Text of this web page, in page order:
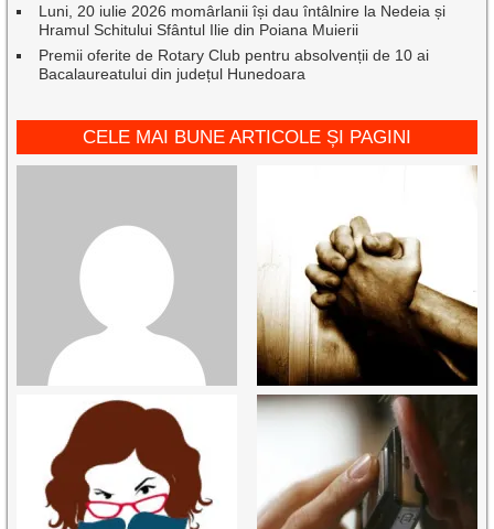
Luni, 20 iulie 2026 momârlanii își dau întâlnire la Nedeia și
Hramul Schitului Sfântul Ilie din Poiana Muierii
Premii oferite de Rotary Club pentru absolvenții de 10 ai
Bacalaureatului din județul Hunedoara
CELE MAI BUNE ARTICOLE ȘI PAGINI